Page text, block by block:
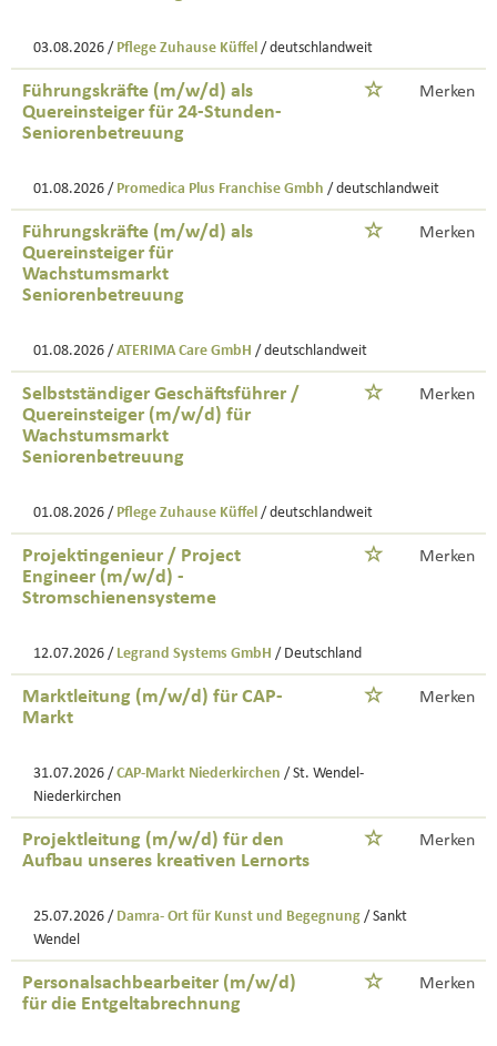
03.08.2026 / Pflege Zuhause Küffel / deutschlandweit
Führungskräfte (m/w/d) als
Quereinsteiger für 24-Stunden-
Seniorenbetreuung
Merken
01.08.2026 / Promedica Plus Franchise Gmbh / deutschlandweit
Führungskräfte (m/w/d) als
Quereinsteiger für
Wachstumsmarkt
Seniorenbetreuung
Merken
01.08.2026 / ATERIMA Care GmbH / deutschlandweit
Selbstständiger Geschäftsführer /
Quereinsteiger (m/w/d) für
Wachstumsmarkt
Seniorenbetreuung
Merken
01.08.2026 / Pflege Zuhause Küffel / deutschlandweit
Projektingenieur / Project
Engineer (m/w/d) -
Stromschienensysteme
Merken
12.07.2026 / Legrand Systems GmbH / Deutschland
Marktleitung (m/w/d) für CAP-
Markt
Merken
31.07.2026 / CAP-Markt Niederkirchen / St. Wendel-
Niederkirchen
Projektleitung (m/w/d) für den
Aufbau unseres kreativen Lernorts
Merken
25.07.2026 / Damra- Ort für Kunst und Begegnung / Sankt
Wendel
Personalsachbearbeiter (m/w/d)
für die Entgeltabrechnung
Merken